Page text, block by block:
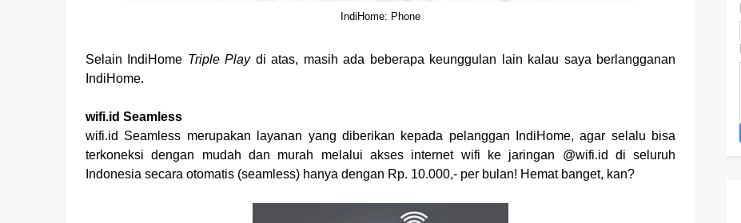
IndiHome: Phone
Selain IndiHome Triple Playdi atas, masih ada beberapa keunggulan lain kalau saya berlangganan
IndiHome.
wifi.id Seamless
wifi.id Seamless merupakan layanan yang diberikan kepada pelanggan IndiHome, agar selalu bisa
terkoneksi dengan mudah dan murah melalui akses internet wifi ke jaringan @wifi.id di seluruh
Indonesia secara otomatis (seamless) hanya dengan Rp. 10.000,- per bulan! Hemat banget, kan?